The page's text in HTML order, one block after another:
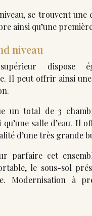
se trouvent une
ainsi qu’une
niveau
dispose
Il peut offrir ainsi
un total de 3
qu’une salle d’eau. Il
d’une très grande
parfaire cet
le sous-sol
Modernisation à